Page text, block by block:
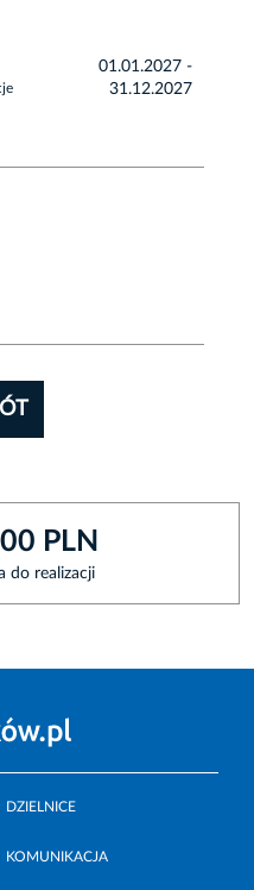
01.01.2027 -
31.12.2027
PLN
do realizacji
DZIELNICE
KOMUNIKACJA